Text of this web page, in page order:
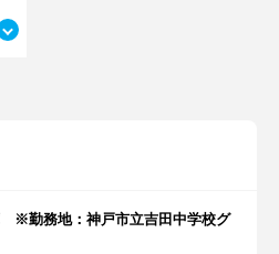
※勤務地：神戸市立吉田中学校グ